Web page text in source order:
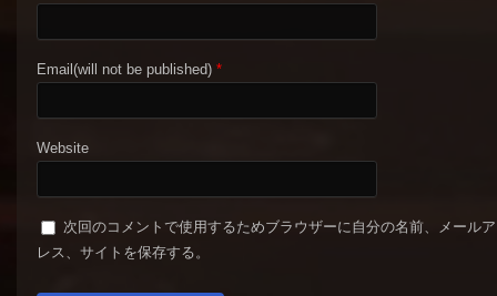
Email(will not be published) *
Website
次回のコメントで使用するためブラウザーに自分の名前、メール
レス、サイトを保存する。